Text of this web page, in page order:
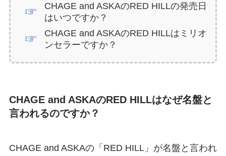
CHAGE and ASKAのRED HILLの発売日
はいつですか？
CHAGE and ASKAのRED HILLはミリオ
ンセラーですか？
CHAGE and ASKAのRED HILLはなぜ名盤と
言われるのですか？
CHAGE and ASKAの「RED HILL」が名盤と言われ